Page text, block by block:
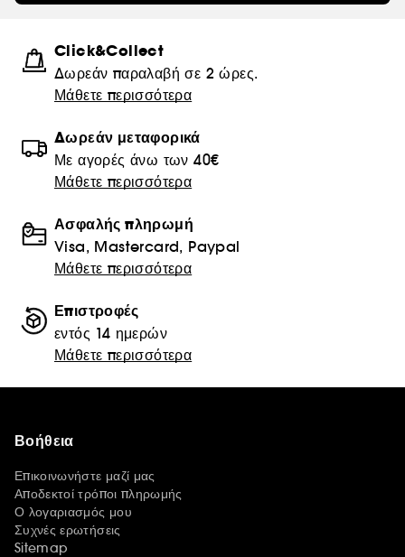
Click&Collect
Δωρεάν παραλαβή σε 2 ώρες.
Μάθετε περισσότερα
Δωρεάν μεταφορικά
Με αγορές άνω των 40€
Μάθετε περισσότερα
Ασφαλής πληρωμή
Visa, Mastercard, Paypal
Μάθετε περισσότερα
Επιστροφές
εντός 14 ημερών
Μάθετε περισσότερα
Βοήθεια
Επικοινωνήστε μαζί μας
Αποδεκτοί τρόποι πληρωμής
Ο λογαριασμός μου
Συχνές ερωτήσεις
Sitemap